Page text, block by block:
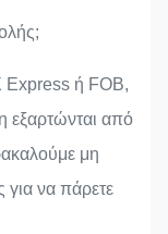
ή FOB,
εξαρτώνται από
μη
για να πάρετε